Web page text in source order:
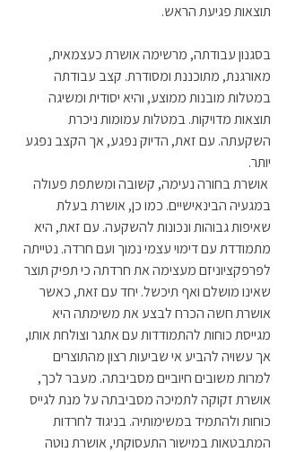
תוצאות פגיעת הראש.
בסגנון עבודתה, מרשימה אושרת כעצמאית,
מאורגנת, מתוכננת ומסודרת. קצב עבודתה
במטלות מובנות ממוצע, והיא יסודית ומשיגה
תוצאות מדויקות. במטלות עמומות ניכרת
השקעתה. עם זאת, הדיוק נפגע, אך הקצב נפגע
יותר.
אושרת בחורה נעימה, קשובה ומשתפת פעולה
במגעיה הבינאישיים. כמו כן, אושרת בעלת
שאיפות גבוהות ונכונות להשקעה. עם זאת, היא
מתמודדת עם דימוי עצמי נמוך ועם חרדה. נטייתה
לפרפקציוניזם מעצימה את חרדתה כי תפיק תוצר
שאינו מושלם ואף תיכשל. יחד עם זאת, כאשר
אושרת חשה הכרח לבצע את משימתה היא
מגייסת כוחות להתמודדות עם אתגר וצולחת אותו,
אך עשויה להביע אי שביעות רצון מהתוצרים
למרות משובים חיוביים מסביבתה. מעבר לכך,
אושרת זקוקה לתמיכה מסביבתה על מנת לגייס
כוחות ולהתמיד במשימותיה. בניגוד לחרדות
המתבטאות במישור התעסוקתי, אושרת נוטה